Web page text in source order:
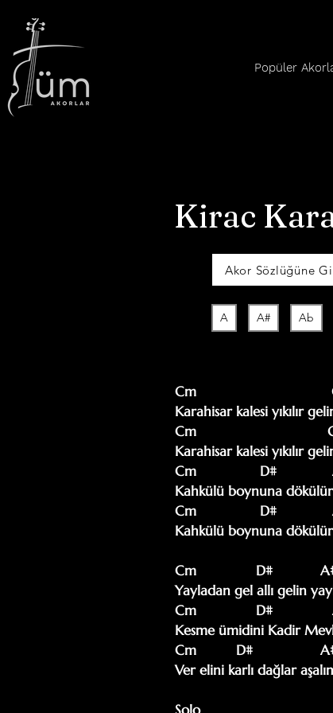
Popüler
Kirac
Akor Sözlüğüne
A A# Ab
Cm
Karahisar kalesi yıkılır
Cm
Karahisar kalesi yıkılır
Cm                D#
Kahkülü boynuna
Cm                D#
Kahkülü boynuna
Cm               D#
Yayladan gel allı gelin
Cm               D#
Kesme ümidini Kadir
Cm          D#
Ver elini karlı dağlar